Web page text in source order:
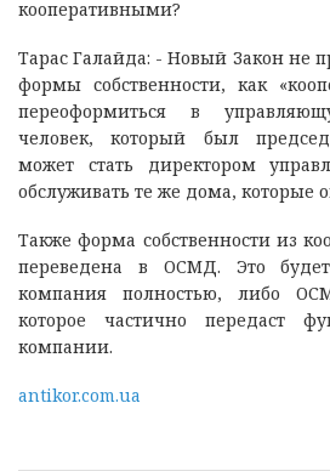
кооперативными?
Тарас Галайда: - Новый Закон не
формы собственности, как
переоформиться в
человек, который был
может стать директором
обслуживать те же дома, которые
Также форма собственности из
переведена в ОСМД. Это
компания полностью, либо
которое частично передаст
компании.
antikor.com.ua